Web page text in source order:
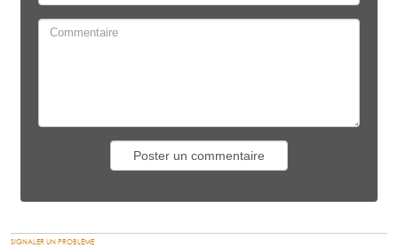
SIGNALER UN PROBLÈME